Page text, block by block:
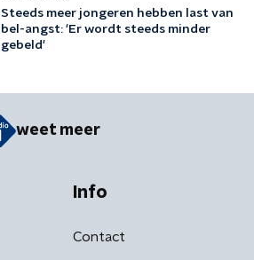
Steeds meer jongeren hebben last van
bel-angst: 'Er wordt steeds minder
gebeld'
weet meer
Info
Contact